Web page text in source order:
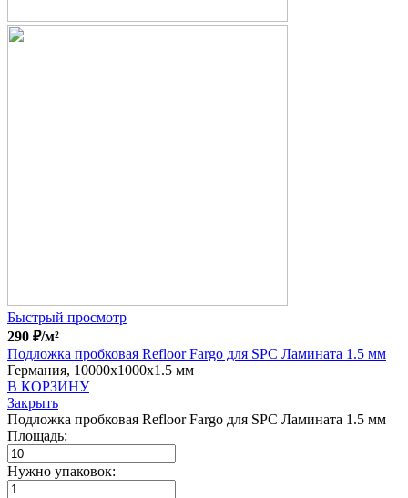
Быстрый просмотр
290 ₽/м²
Подложка пробковая Refloor Fargo для SPC Ламината 1.5 мм
Германия, 10000x1000x1.5 мм
В КОРЗИНУ
Закрыть
Подложка пробковая Refloor Fargo для SPC Ламината 1.5 мм
Площадь:
Нужно упаковок: